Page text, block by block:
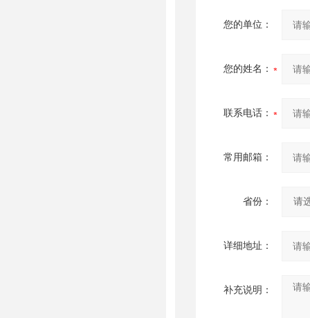
您的单位：
您的姓名：
联系电话：
常用邮箱：
省份：
详细地址：
补充说明：